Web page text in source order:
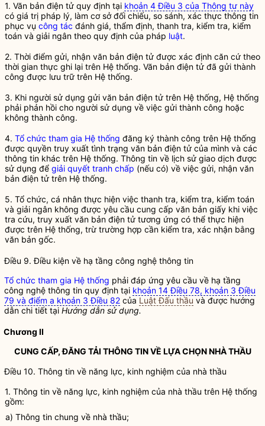
1. Văn bản điện tử quy định tại khoản 4 Điều 3 của Thông tư này
có giá trị pháp lý, làm cơ sở đối chiếu, so sánh, xác thực thông tin
phục vụ công tác đánh giá, thẩm định, thanh tra, kiểm tra, kiểm
toán và giải ngân theo quy định của pháp luật.
2. Thời điểm gửi, nhận văn bản điện tử được xác định căn cứ theo
thời gian thực ghi lại trên Hệ thống. Văn bản điện tử đã gửi thành
công được lưu trữ trên Hệ thống.
3. Khi người sử dụng gửi văn bản điện tử trên Hệ thống, Hệ thống
phải phản hồi cho người sử dụng về việc gửi thành công hoặc
không thành công.
4. Tổ chức tham gia Hệ thống đăng ký thành công trên Hệ thống
được quyền truy xuất tình trạng văn bản điện tử của mình và các
thông tin khác trên Hệ thống. Thông tin về lịch sử giao dịch được
sử dụng để giải quyết tranh chấp (nếu có) về việc gửi, nhận văn
bản điện tử trên Hệ thống.
5. Tổ chức, cá nhân thực hiện việc thanh tra, kiểm tra, kiểm toán
và giải ngân không được yêu cầu cung cấp văn bản giấy khi việc
tra cứu, truy xuất văn bản điện tử tương ứng có thể thực hiện
được trên Hệ thống, trừ trường hợp cần kiểm tra, xác nhận bằng
văn bản gốc.
Điều 9. Điều kiện về hạ tầng công nghệ thông tin
Tổ chức tham gia Hệ thống phải đáp ứng yêu cầu về hạ tầng
công nghệ thông tin quy định tại khoản 14 Điều 78, khoản 3 Điều
79 và điểm a khoản 3 Điều 82 của Luật Đấu thầu và được hướng
dẫn chi tiết tại Hướng dẫn sử dụng.
Chương II
CUNG CẤP, ĐĂNG TẢI THÔNG TIN VỀ LỰA CHỌNNHÀ THẦU
Điều 10. Thông tin về năng lực, kinh nghiệm của nhà thầu
1. Thông tin về năng lực, kinh nghiệm của nhà thầu trên Hệ thống
gồm:
a) Thông tin chung về nhà thầu;